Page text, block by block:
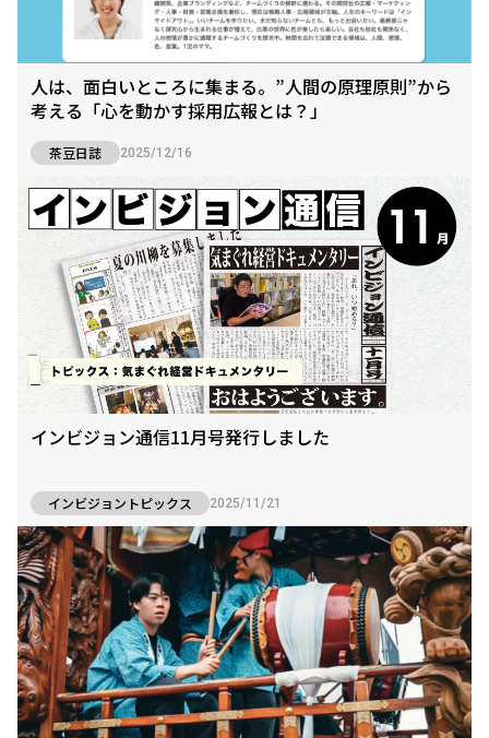
人は、面白いところに集まる。”人間の原理原則”から
考える「心を動かす採用広報とは？」
茶豆日誌 2025/12/16
インビジョン通信11月号発行しました
インビジョントピックス 2025/11/21